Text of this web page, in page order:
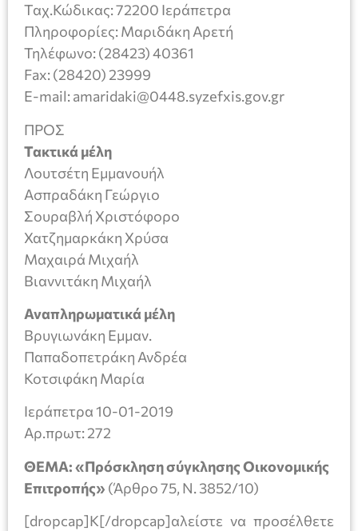
Ταχ.Κώδικας: 72200 Ιεράπετρα
Πληροφορίες: Μαριδάκη Αρετή
Τηλέφωνο: (28423) 40361
Fax: (28420) 23999
E-mail: amaridaki@0448.syzefxis.gov.gr
ΠΡΟΣ
Τακτικά μέλη
Λουτσέτη Εμμανουήλ
Ασπραδάκη Γεώργιο
Σουραβλή Χριστόφορο
Χατζημαρκάκη Χρύσα
Μαχαιρά Μιχαήλ
Βιαννιτάκη Μιχαήλ
Αναπληρωματικά μέλη
Βρυγιωνάκη Εμμαν.
Παπαδοπετράκη Ανδρέα
Κοτσιφάκη Μαρία
Ιεράπετρα 10-01-2019
Aρ.πρωτ: 272
ΘΕΜΑ: «Πρόσκληση σύγκλησης Οικονομικής
Επιτροπής» (Άρθρο 75, Ν. 3852/10)
[dropcap]Κ[/dropcap]αλείστε να προσέλθετε